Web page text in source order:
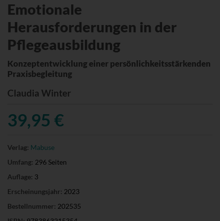
Emotionale
Herausforderungen in der
Pflegeausbildung
Konzeptentwicklung einer persönlichkeitsstärkenden
Praxisbegleitung
Claudia Winter
39,95 €
Verlag: Mabuse
Umfang: 296 Seiten
Auflage: 3
Erscheinungsjahr: 2023
Bestellnummer: 202535